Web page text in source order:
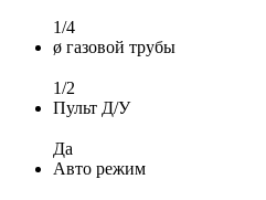
1/4
ø газовой трубы
1/2
Пульт Д/У
Да
Авто режим